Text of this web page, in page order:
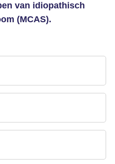
van idiopathisch
(MCAS).